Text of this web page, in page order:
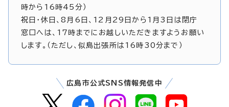
時から16時45分）
祝日・休日、8月6日、12月29日から1月3日は閉庁
窓口へは、17時までにお越しいただきますようお願い
します。（ただし、似島出張所は16時30分まで）
広島市公式SNS情報発信中